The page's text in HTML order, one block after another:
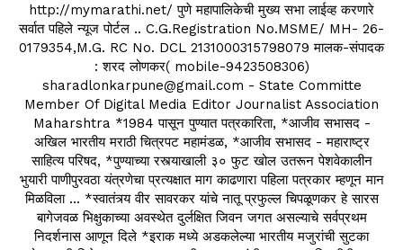
http://mymarathi.net/ पुणे महापालिकेची मुख्य सभा लाईव्ह करणारे
सर्वात पहिले न्यूज पोर्टल .. C.G.Registration No.MSME/ MH- 26-
0179354,M.G. RC No. DCL 2131000315798079 मालक-संपादक
: शरद लोणकर( mobile-9423508306)
sharadlonkarpune@gmail.com - State Committe
Member Of Digital Media Editor Journalist Association
Maharshtra *1984 पासून पुण्यात पत्रकारिता, *आजीव सभासद -
अखिल भारतीय मराठी चित्रपट महामंडळ, *आजीव सभासद - महाराष्ट्र
साहित्य परिषद, *पुण्याच्या रस्त्याखाली ३० फुट खोल उतरून पेशवेकालीन
भुयारी पाणीपुरवठा यंत्रणेचा प्रत्यक्षात माग काढणारा पहिला पत्रकार म्हणून मान
मिळविला ... *स्वातंत्र्य वीर सावरकर यांचे नातू प्रफुल्ल चिपळूणकर हे सारस
बागेजवळ भिक्षुकाच्या अवस्थेत दुर्लक्षित जिवन जगत असल्याचे सर्वप्रथम
निदर्शनास आणून दिले *इराक मध्ये अडकलेल्या भारतीय मजुरांची सुटका